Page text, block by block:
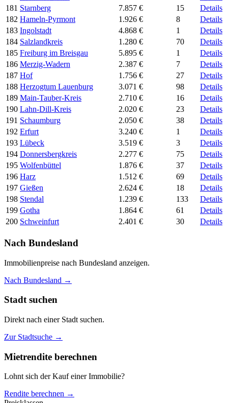
181 Starnberg 7.857 € 15
Details
182 Hameln-Pyrmont 1.926 € 8
Details
183 Ingolstadt 4.868 € 1
Details
184 Salzlandkreis 1.280 € 70
Details
185 Freiburg im Breisgau 5.895 € 1
Details
186 Merzig-Wadern 2.387 € 7
Details
187 Hof 1.756 € 27
Details
188 Herzogtum Lauenburg 3.071 € 98
Details
189 Main-Tauber-Kreis 2.710 € 16
Details
190 Lahn-Dill-Kreis 2.020 € 23
Details
191 Schaumburg 2.050 € 38
Details
192 Erfurt 3.240 € 1
Details
193 Lübeck 3.519 € 3
Details
194 Donnersbergkreis 2.277 € 75
Details
195 Wolfenbüttel 1.876 € 37
Details
196 Harz 1.512 € 69
Details
197 Gießen 2.624 € 18
Details
198 Stendal 1.239 € 133
Details
199 Gotha 1.864 € 61
Details
200 Schweinfurt 2.401 € 30 Details
Nach Bundesland
Immobilienpreise nach Bundesland anzeigen.
Nach Bundesland →
Stadt suchen
Direkt nach einer Stadt suchen.
Zur Stadtsuche →
Mietrendite berechnen
Lohnt sich der Kauf einer Immobilie?
Rendite berechnen →